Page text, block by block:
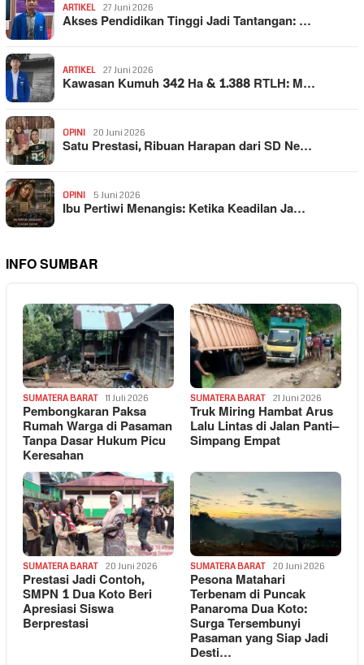
ARTIKEL 27 Juni 2026
Akses Pendidikan Tinggi Jadi Tantangan: …
ARTIKEL 27 Juni 2026
Kawasan Kumuh 342 Ha & 1.388 RTLH: M…
OPINI 20 Juni 2026
Satu Prestasi, Ribuan Harapan dari SD Ne…
OPINI 5 Juni 2026
Ibu Pertiwi Menangis: Ketika Keadilan Ja…
INFO SUMBAR
SUMATERA BARAT 11 Juli 2026
Pembongkaran Paksa
Rumah Warga di Pasaman
Tanpa Dasar Hukum Picu
Keresahan
SUMATERA BARAT 21 Juni 2026
Truk Miring Hambat Arus
Lalu Lintas di Jalan Panti–
Simpang Empat
SUMATERA BARAT 20 Juni 2026
Prestasi Jadi Contoh,
SMPN 1 Dua Koto Beri
Apresiasi Siswa
Berprestasi
SUMATERA BARAT 20 Juni 2026
Pesona Matahari
Terbenam di Puncak
Panaroma Dua Koto:
Surga Tersembunyi
Pasaman yang Siap Jadi
Desti…